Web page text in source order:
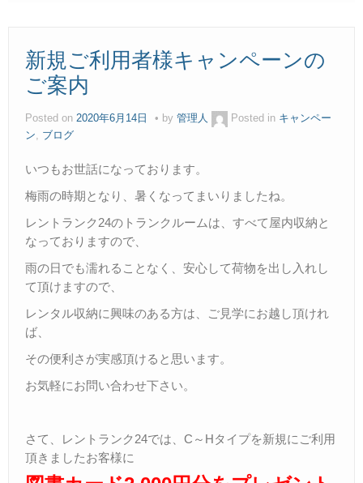
新規ご利用者様キャンペーンの
ご案内
Posted on 2020年6月14日 by 管理人 Posted in キャンペー
ン, ブログ
いつもお世話になっております。
梅雨の時期となり、暑くなってまいりましたね。
レントランク24のトランクルームは、すべて屋内収納と
なっておりますので、
雨の日でも濡れることなく、安心して荷物を出し入れし
て頂けますので、
レンタル収納に興味のある方は、ご見学にお越し頂けれ
ば、
その便利さが実感頂けると思います。
お気軽にお問い合わせ下さい。
さて、レントランク24では、C～Hタイプを新規にご利用
頂きましたお客様に